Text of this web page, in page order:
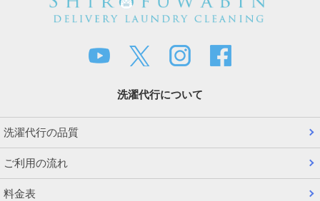
洗濯代行について
洗濯代行の品質
ご利用の流れ
料金表